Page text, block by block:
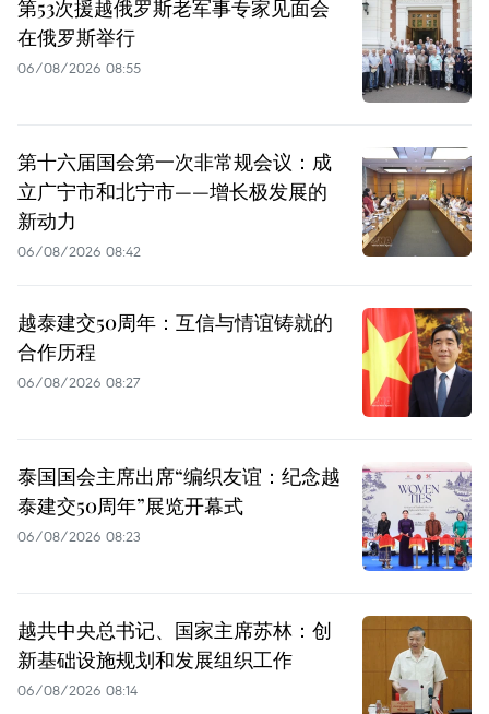
第53次援越俄罗斯老军事专家见面会
在俄罗斯举行
06/08/2026 08:55
第十六届国会第一次非常规会议：成
立广宁市和北宁市——增长极发展的
新动力
06/08/2026 08:42
越泰建交50周年：互信与情谊铸就的
合作历程
06/08/2026 08:27
泰国国会主席出席“编织友谊：纪念越
泰建交50周年”展览开幕式
06/08/2026 08:23
越共中央总书记、国家主席苏林：创
新基础设施规划和发展组织工作
06/08/2026 08:14